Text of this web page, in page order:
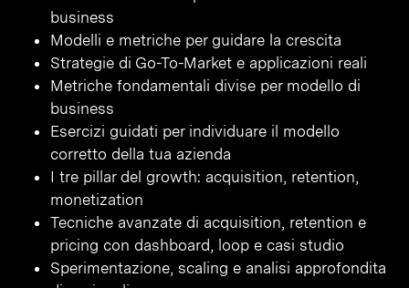
business
Modelli e metriche per guidare la crescita
Strategie di Go-To-Market e applicazioni reali
Metriche fondamentali divise per modello di
business
Esercizi guidati per individuare il modello
corretto della tua azienda
I tre pillar del growth: acquisition, retention,
monetization
Tecniche avanzate di acquisition, retention e
pricing con dashboard, loop e casi studio
Sperimentazione, scaling e analisi approfondita